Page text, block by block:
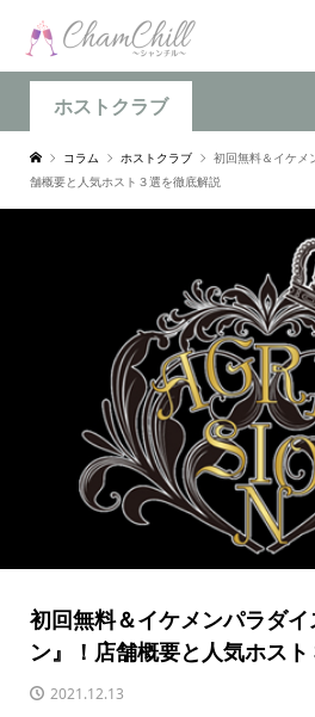
ホストクラブ
コラム ホストクラブ
初回無料＆イケメ
舗概要と人気ホスト３選を徹底解説
初回無料＆イケメンパラダ
ン』！店舗概要と人気ホス
2021.12.13